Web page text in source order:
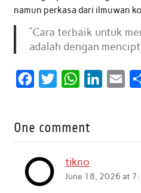
namun perkasa dari ilmuwan
“Cara terbaik untuk
adalah dengan
e
o
t
W
t
A
One comment
tikno
June 18, 2026 at